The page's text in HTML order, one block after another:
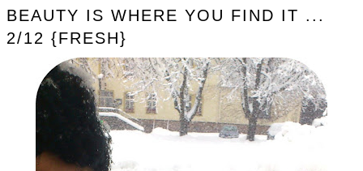
BEAUTY IS WHERE YOU FIND IT ...
2/12 {FRESH}